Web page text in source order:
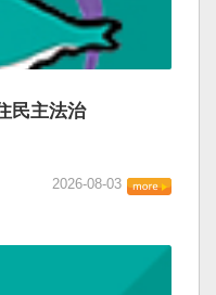
民主法治
2026-08-03